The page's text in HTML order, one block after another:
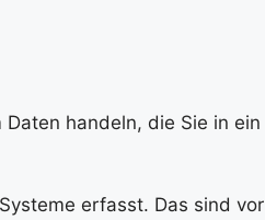
handeln, die Sie in ein
erfasst. Das sind vor